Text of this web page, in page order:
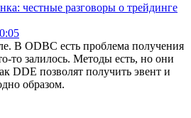
честные разговоры о трейдинге
В ODBC есть проблема получения
то залилось. Методы есть, но они
DDE позволят получить эвент и
образом.